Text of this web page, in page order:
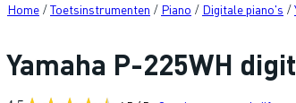
Home /Toetsinstrumenten / Piano / Digitale piano's /
Yamaha P-225WH